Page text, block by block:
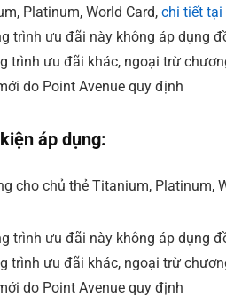
Platinum, World Card, chi tiết tại
trình ưu đãi này không áp dụng
trình ưu đãi khác, ngoại trừ
do Point Avenue quy định
áp dụng:
cho chủ thẻ Titanium, Platinum,
trình ưu đãi này không áp dụng
trình ưu đãi khác, ngoại trừ
do Point Avenue quy định